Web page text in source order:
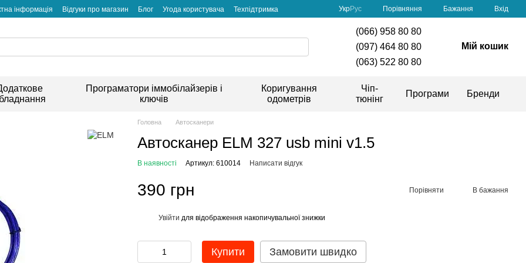
інформація Відгуки про магазин Блог Угода користувача Техпідтримка УкрРус Порівняння Бажання Вхід
(066) 958 80 80
(097) 464 80 80
(063) 522 80 80
Мій кошик
Програматори іммобілайзерів і
ключів
Коригування
одометрів
Чіп-
тюнінг
Програми Бренди
Головна Автосканери
Автосканер ELM 327 usb mini v1.5
В наявності Артикул: 610014 Написати відгук
390 грн Порівняти В бажання
Увійти для відображення накопичувальної знижки
Купити Замовити швидко